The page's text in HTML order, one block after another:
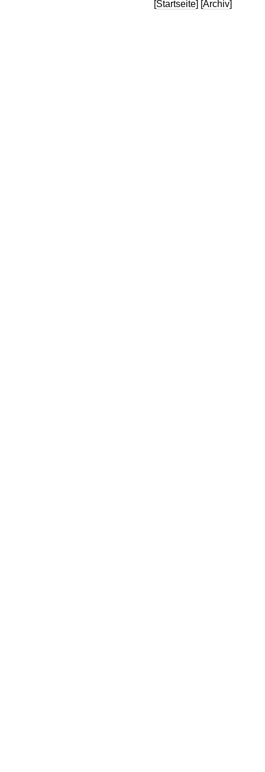
[Startseite] [Archiv]